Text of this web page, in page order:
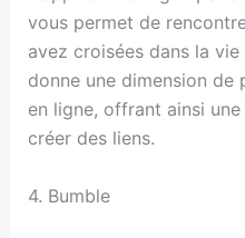
vous permet de
avez croisées dans la
donne une dimension
en ligne, offrant ainsi
créer des liens.
4. Bumble